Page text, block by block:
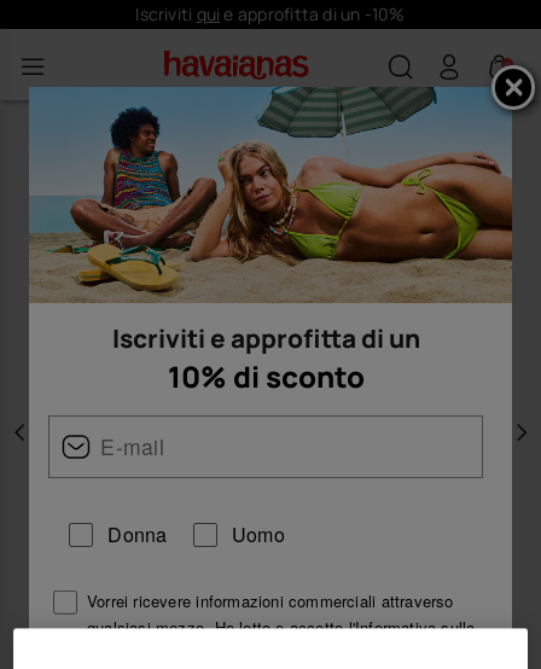
Iscriviti qui e approfitta di un -10%
0
Precedente
Iscriviti e approfitta di un
10% di sconto
Donna Uomo
Vorrei ricevere informazioni commerciali attraverso
qualsiasi mezzo. Ho letto e accettol'Informativa sulla